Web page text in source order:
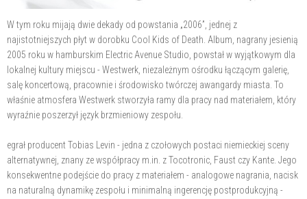
W tym roku mijają dwie dekady od powstania „2006”, jednej z
najistotniejszych płyt w dorobku Cool Kids of Death. Album, nagrany jesienią
2005 roku w hamburskim Electric Avenue Studio, powstał w wyjątkowym dla
lokalnej kultury miejscu - Westwerk, niezależnym ośrodku łączącym galerię,
salę koncertową, pracownie i środowisko twórczej awangardy miasta. To
właśnie atmosfera Westwerk stworzyła ramy dla pracy nad materiałem, który
wyraźnie poszerzył język brzmieniowy zespołu.
egrał producent Tobias Levin - jedna z czołowych postaci niemieckiej sceny
alternatywnej, znany ze współpracy m.in. z Tocotronic, Faust czy Kante. Jego
konsekwentne podejście do pracy z materiałem - analogowe nagrania, nacisk
na naturalną dynamikę zespołu i minimalną ingerencję postprodukcyjną -